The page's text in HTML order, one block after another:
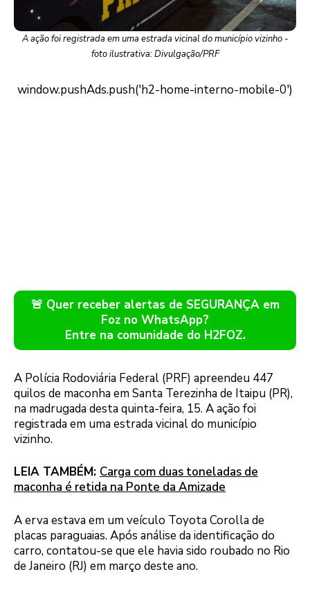
A ação foi registrada em uma estrada vicinal do município vizinho -
foto ilustrativa: Divulgação/PRF
🚨 Quer receber alertas de SEGURANÇA em
Foz no WhatsApp?
Entre na comunidade do H2FOZ.
A Polícia Rodoviária Federal (PRF) apreendeu 447
quilos de maconha em Santa Terezinha de Itaipu (PR),
na madrugada desta quinta-feira, 15. A ação foi
registrada em uma estrada vicinal do município
vizinho.
LEIA TAMBÉM: Carga com duas toneladas de
maconha é retida na Ponte da Amizade
A erva estava em um veículo Toyota Corolla de
placas paraguaias. Após análise da identificação do
carro, contatou-se que ele havia sido roubado no Rio
de Janeiro (RJ) em março deste ano.